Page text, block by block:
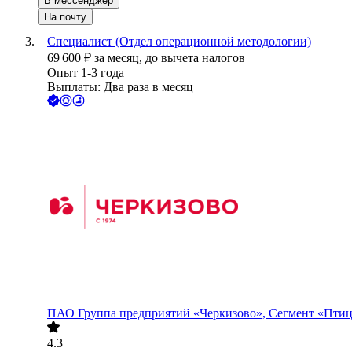
На почту
Специалист (Отдел операционной методологии)
69 600 ₽ за месяц, до вычета налогов
Опыт 1-3 года
Выплаты: Два раза в месяц
ПАО Группа предприятий «Черкизово», Сегмент
4.3